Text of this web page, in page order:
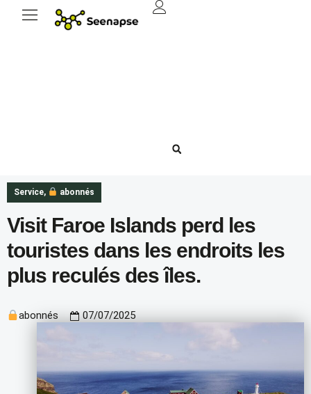
Service, abonnés
Visit Faroe Islands perd les
touristes dans les endroits les
plus reculés des îles.
abonnés 07/07/2025